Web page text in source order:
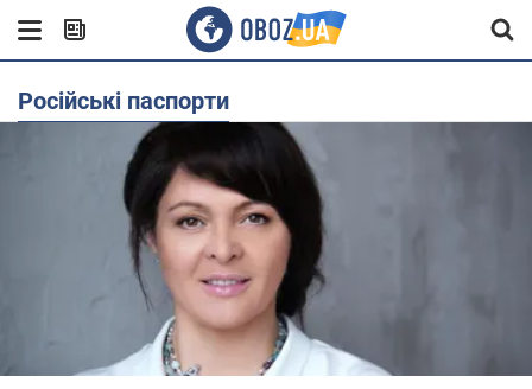
російські паспорти